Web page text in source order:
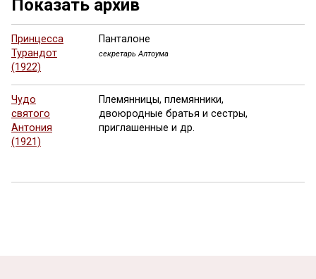
Показать архив
Принцесса
Турандот
(1922)
Панталоне
секретарь Алтоума
Чудо
святого
Антония
(1921)
Племянницы, племянники,
двоюродные братья и сестры,
приглашенные и др.